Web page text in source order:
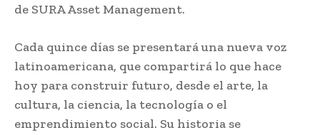
de SURA Asset Management.
Cada quince días se presentará una nueva voz
latinoamericana, que compartirá lo que hace
hoy para construir futuro, desde el arte, la
cultura, la ciencia, la tecnología o el
emprendimiento social. Su historia se